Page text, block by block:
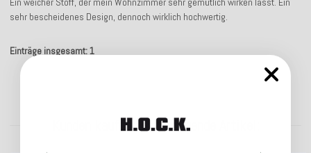
sehr bescheidenes Design, dennoch wirklich hochwertig.
Einträge insgesamt: 1
Kunden kauften dazu folgende Artikel: